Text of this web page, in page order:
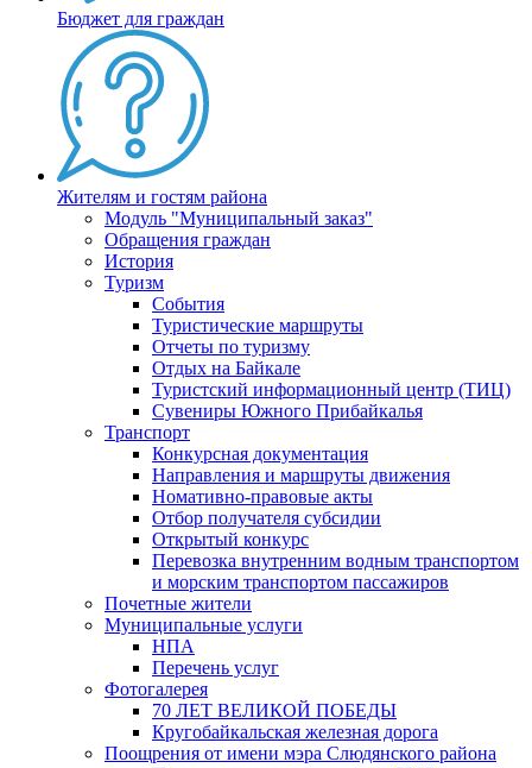
Бюджет для граждан
Жителям и гостям района
Модуль "Муниципальный заказ"
Обращения граждан
История
Туризм
События
Туристические маршруты
Отчеты по туризму
Отдых на Байкале
Туристский информационный центр (ТИЦ)
Сувениры Южного Прибайкалья
Транспорт
Конкурсная документация
Направления и маршруты движения
Номативно-правовые акты
Отбор получателя субсидии
Открытый конкурс
Перевозка внутренним водным транспортом
и морским транспортом пассажиров
Почетные жители
Муниципальные услуги
НПА
Перечень услуг
Фотогалерея
70 ЛЕТ ВЕЛИКОЙ ПОБЕДЫ
Кругобайкальская железная дорога
Поощрения от имени мэра Слюдянского района